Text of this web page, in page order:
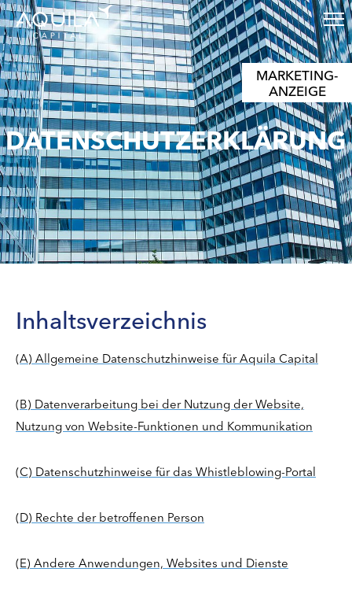
DATENSCHUTZERKLÄRUNG
Inhaltsverzeichnis
(A) Allgemeine Datenschutzhinweise für Aquila Capital
(B) Datenverarbeitung bei der Nutzung der Website,
Nutzung von Website-Funktionen und Kommunikation
(C) Datenschutzhinweise für das Whistleblowing-Portal
(D) Rechte der betroffenen Person
(E) Andere Anwendungen, Websites und Dienste
MARKETING-
ANZEIGE